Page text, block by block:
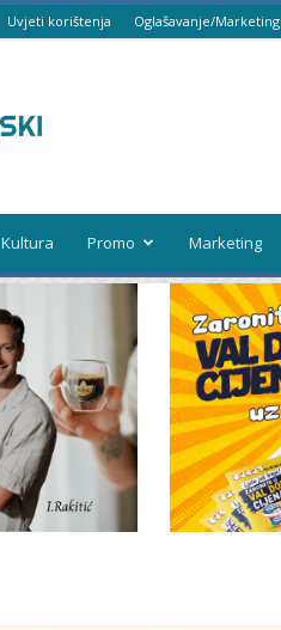
Uvjeti korištenja Oglašavanje/Marketing
Kultura Promo Marketing